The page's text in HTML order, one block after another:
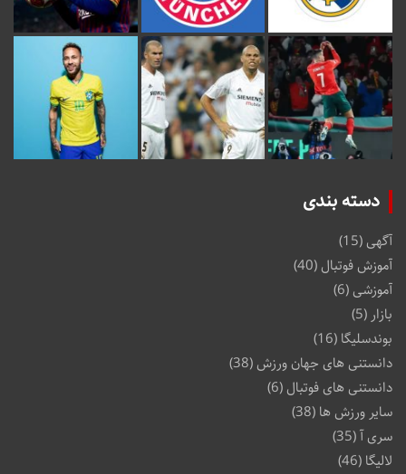
دسته بندی
آگهی(15)
آموزش فوتبال (40)
آموزشی(6)
بازار (5)
بوندسلیگا (16)
دانستنی های جهان ورزش(38)
دانستنی های فوتبال (6)
سایر ورزش ها (38)
سری آ(35)
لالیگا (46)